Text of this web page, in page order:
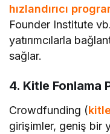
hızlandırıcı
Founder Institute
yatırımcılarla
sağlar.
4. Kitle Fonlama
Crowdfunding (
girişimler, geniş bir